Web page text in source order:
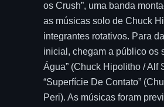
os Crush”, uma banda
as músicas solo de Chuck
integrantes rotativos. Para
inicial, chegam a público os
Água” (Chuck Hipolitho / Alf
“Superfície De Contato”
Peri). As músicas foram